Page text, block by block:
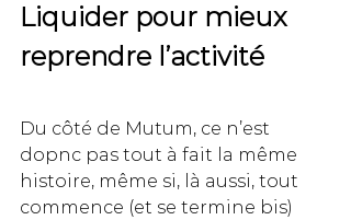
Liquider pour mieux
reprendre l’activité
Du côté de Mutum, ce n’est
dopnc pas tout à fait la même
histoire, même si, là aussi, tout
commence (et se termine bis)